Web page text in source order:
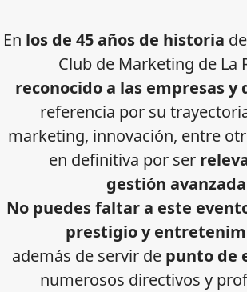
En los de 45 años de historia
Club de Marketing de La
reconocido a las empresas y
referencia por su
marketing, innovación, entre
en definitiva por ser
gestión
No puedes faltar a este
prestigio y
además de servir de punto de
numerosos directivos y